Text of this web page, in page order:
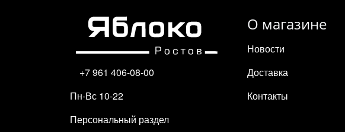
О магазине
Новости
Доставка
Контакты
+7 961 406-08-00
Пн-Вс 10-22
Персональный раздел